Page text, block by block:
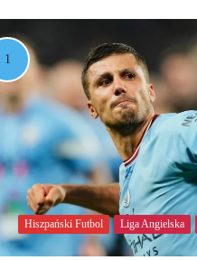
Hiszpański Futbol Liga Angielska